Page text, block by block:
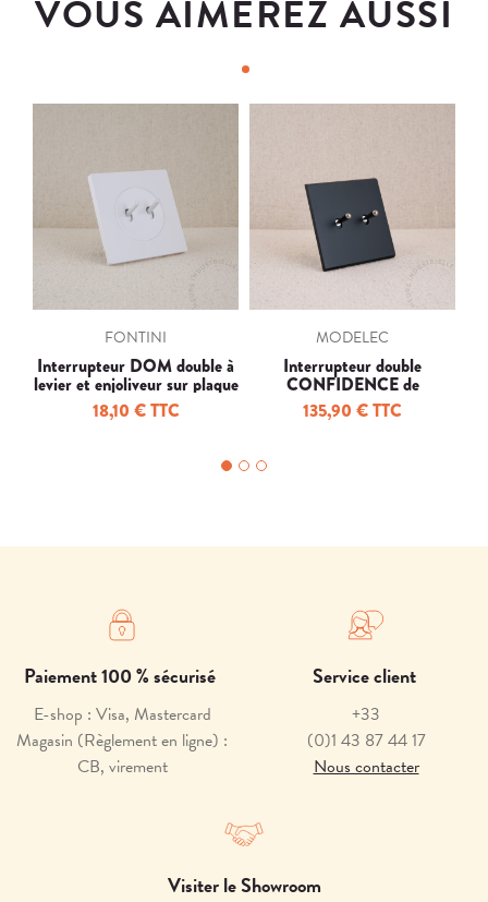
VOUS AIMEREZ AUSSI
FONTINI
Interrupteur DOM double à
levier et enjoliveur sur plaque
simple
18,10 € TTC
MODELEC
Interrupteur double
CONFIDENCE de
MODELEC
135,90 € TTC
Paiement 100 % sécurisé
E-shop : Visa, Mastercard
Magasin (Règlement en ligne) :
CB, virement
Service client
+33
(0)1 43 87 44 17
Nous contacter
Visiter le Showroom